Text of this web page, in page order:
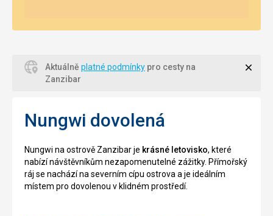
Aktuálně platné podmínky pro cesty na
Zanzibar
Nungwi dovolená
Nungwi na ostrově Zanzibar je krásné letovisko, které
nabízí návštěvníkům nezapomenutelné zážitky. Přímořský
ráj se nachází na severním cípu ostrova a je ideálním
místem pro dovolenou v klidném prostředí.